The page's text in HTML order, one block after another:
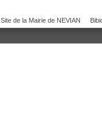
Site de la Mairie de NEVIAN